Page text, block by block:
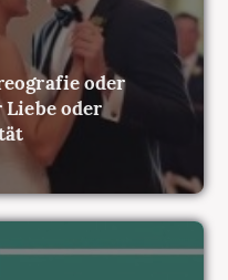
oder
oder